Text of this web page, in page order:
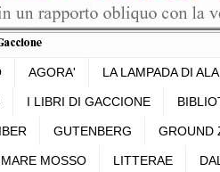
AGORA' LA LAMPADA DI
I LIBRI DI GACCIONE
GUTENBERG GROUND
MARE MOSSO LITTERAE